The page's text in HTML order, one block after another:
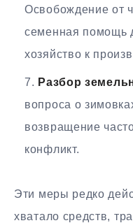
Освобождение от
семенная помощь
хозяйство к
Разбор
вопроса о
возвращение
конфликт.
Эти меры редко
хватало средств,